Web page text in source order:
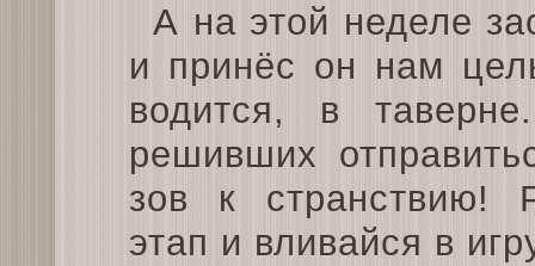
А на этой неделе
и принёс он нам
водится, в
решивших
зов к странствию!
этап и вливайся в